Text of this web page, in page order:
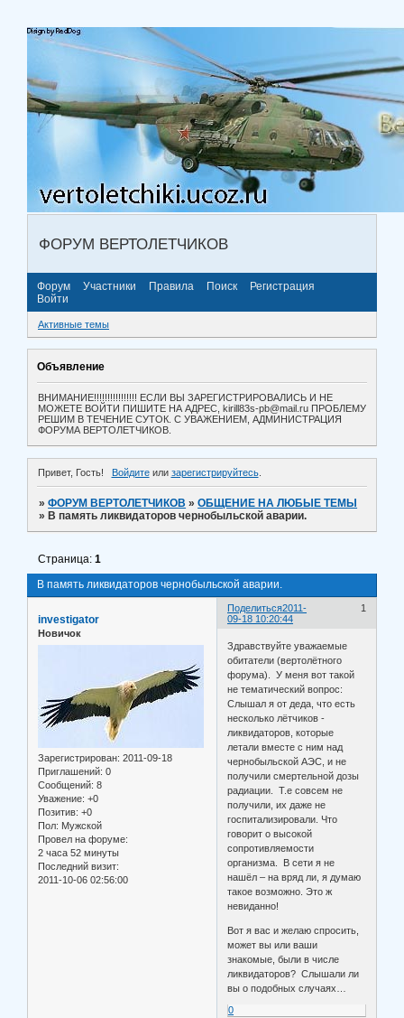
ФОРУМ ВЕРТОЛЕТЧИКОВ
Форум Участники Правила Поиск
Регистрация
Войти
Активные темы
Объявление
ВНИМАНИЕ!!!!!!!!!!!!!!!! ЕСЛИ ВЫ ЗАРЕГИСТРИРОВАЛИСЬ И НЕ
МОЖЕТЕ ВОЙТИ ПИШИТЕ НА АДРЕС, kirill83s-pb@mail.ru ПРОБЛЕМУ
РЕШИМ В ТЕЧЕНИЕ СУТОК. С УВАЖЕНИЕМ, АДМИНИСТРАЦИЯ
ФОРУМА ВЕРТОЛЕТЧИКОВ.
Привет, Гость! Войдитеили зарегистрируйтесь.
»ФОРУМ ВЕРТОЛЕТЧИКОВ »ОБЩЕНИЕ НА ЛЮБЫЕ ТЕМЫ
» В память ликвидаторов чернобыльской аварии.
В память ликвидаторов чернобыльской аварии.
Страница:1
Поделиться 1
2011-
09-18 10:20:44
investigator
Новичок
Зарегистрирован: 2011-09-18
Приглашений: 0
Сообщений: 8
Уважение: +0
Позитив: +0
Пол: Мужской
Провел на форуме:
2 часа 52 минуты
Последний визит:
2011-10-06 02:56:00
Здравствуйте уважаемые
обитатели (вертолётного
форума). У меня вот такой
не тематический вопрос:
Слышал я от деда, что есть
несколько лётчиков -
ликвидаторов, которые
летали вместе с ним над
чернобыльской АЭС, и не
получили смертельной дозы
радиации. Т.е совсем не
получили, их даже не
госпитализировали. Что
говорит о высокой
сопротивляемости
организма. В сети я не
нашёл – на вряд ли, я думаю
такое возможно. Это ж
невиданно!
Вот я вас и желаю спросить,
может вы или ваши
знакомые, были в числе
ликвидаторов? Слышали ли
вы о подобных случаях…
0